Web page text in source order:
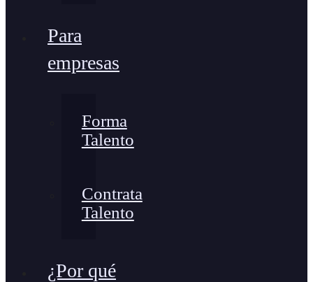
Para
empresas
Forma
Talento
Contrata
Talento
¿Por qué